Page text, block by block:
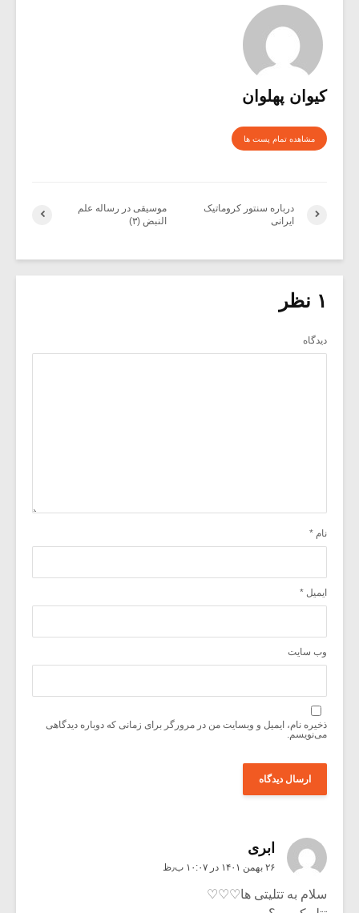
کیوان پهلوان
مشاهده تمام پست ها
موسیقی در رساله علم
النبض (۳)
درباره سنتور کروماتیک
ایرانی
۱ نظر
دیدگاه
نام *
ایمیل *
وب‌ سایت
ذخیره نام، ایمیل و وبسایت من در مرورگر برای زمانی که دوباره دیدگاهی
می‌نویسم.
ابری
۲۶ بهمن ۱۴۰۱ در ۱۰:۰۷ ب٫ظ
سلام به تتلیتی ها♡♡♡